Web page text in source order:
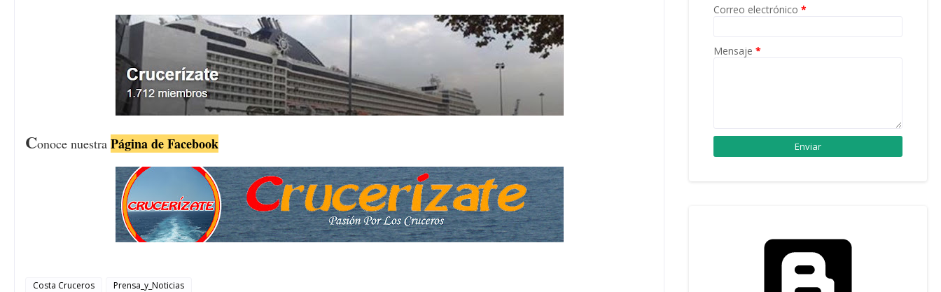
Conoce nuestra Página de Facebook
Costa Cruceros Prensa_y_Noticias
Correo electrónico *
Mensaje *